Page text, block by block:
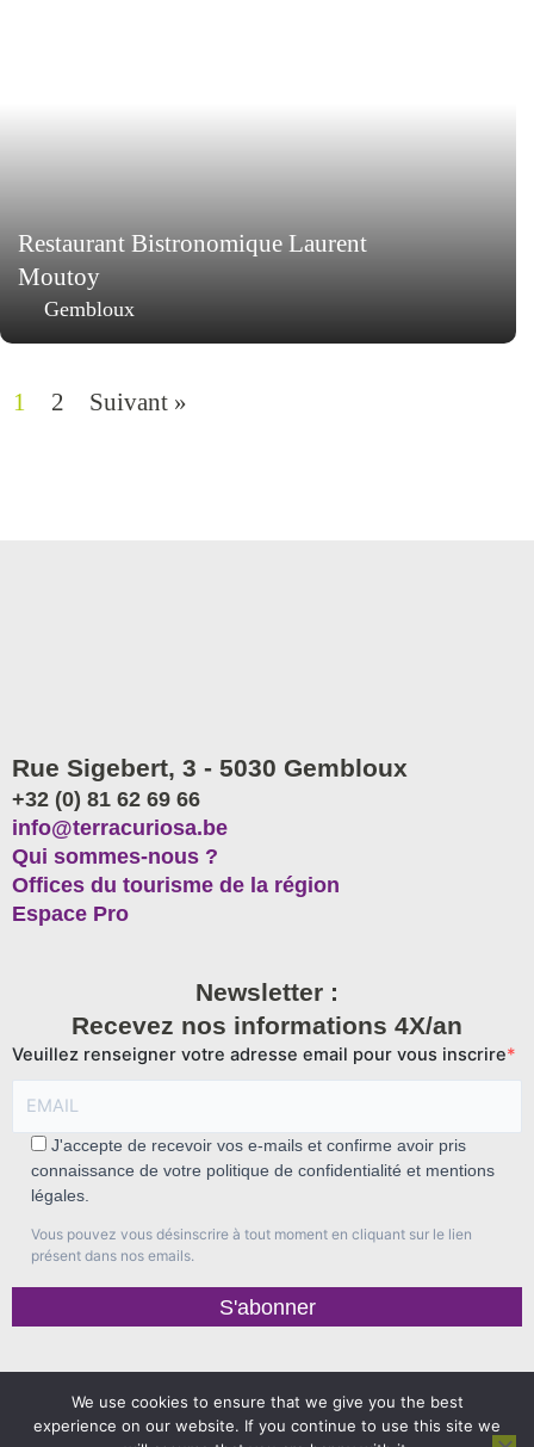
Restaurant Bistronomique Laurent
Moutoy
Gembloux
1 2 Suivant »
Rue Sigebert, 3 - 5030 Gembloux
+32 (0) 81 62 69 66
info@terracuriosa.be
Qui sommes-nous ?
Offices du tourisme de la région
Espace Pro
Newsletter :
Recevez nos informations 4X/an
Veuillez renseigner votre adresse email pour vous inscrire
J'accepte de recevoir vos e-mails et confirme avoir pris
connaissance de votre politique de confidentialité et mentions
légales.
Vous pouvez vous désinscrire à tout moment en cliquant sur le lien
présent dans nos emails.
S'abonner
We use cookies to ensure that we give you the best
experience on our website. If you continue to use this site we